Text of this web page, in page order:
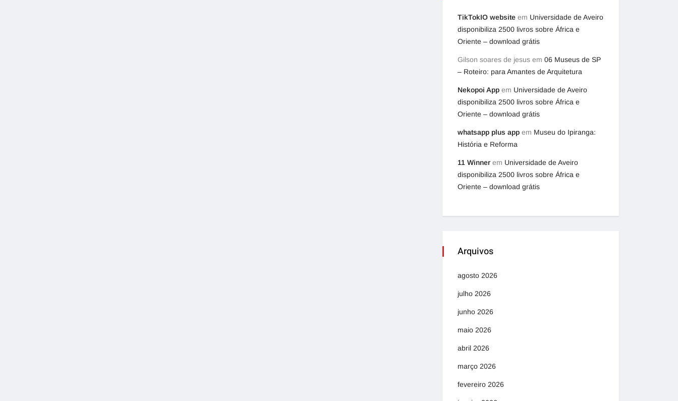
TikTokIO website em Universidade de Aveiro
disponibiliza 2500 livros sobre África e
Oriente – download grátis
Gilson soares de jesus em 06 Museus de SP
– Roteiro: para Amantes de Arquitetura
Nekopoi App em Universidade de Aveiro
disponibiliza 2500 livros sobre África e
Oriente – download grátis
whatsapp plus app em Museu do Ipiranga:
História e Reforma
11 Winner em Universidade de Aveiro
disponibiliza 2500 livros sobre África e
Oriente – download grátis
Arquivos
agosto 2026
julho 2026
junho 2026
maio 2026
abril 2026
março 2026
fevereiro 2026